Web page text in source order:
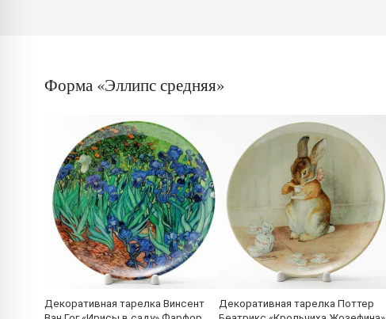
Форма «Эллипс средняя»
Декоративная тарелка Винсент
Декоративная тарелка Поттер